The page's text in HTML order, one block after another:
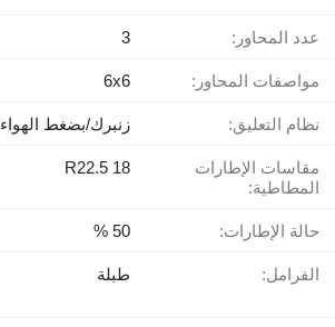
عدد المحاور: 3
مواصفات المحاور: 6x6
نظام التعليق: زنبرك/بضغط الهواء
مقاسات الإطارات
المطاطية:
18 R22.5
حالة الإطارات: 50 %
الفرامل: طبلة